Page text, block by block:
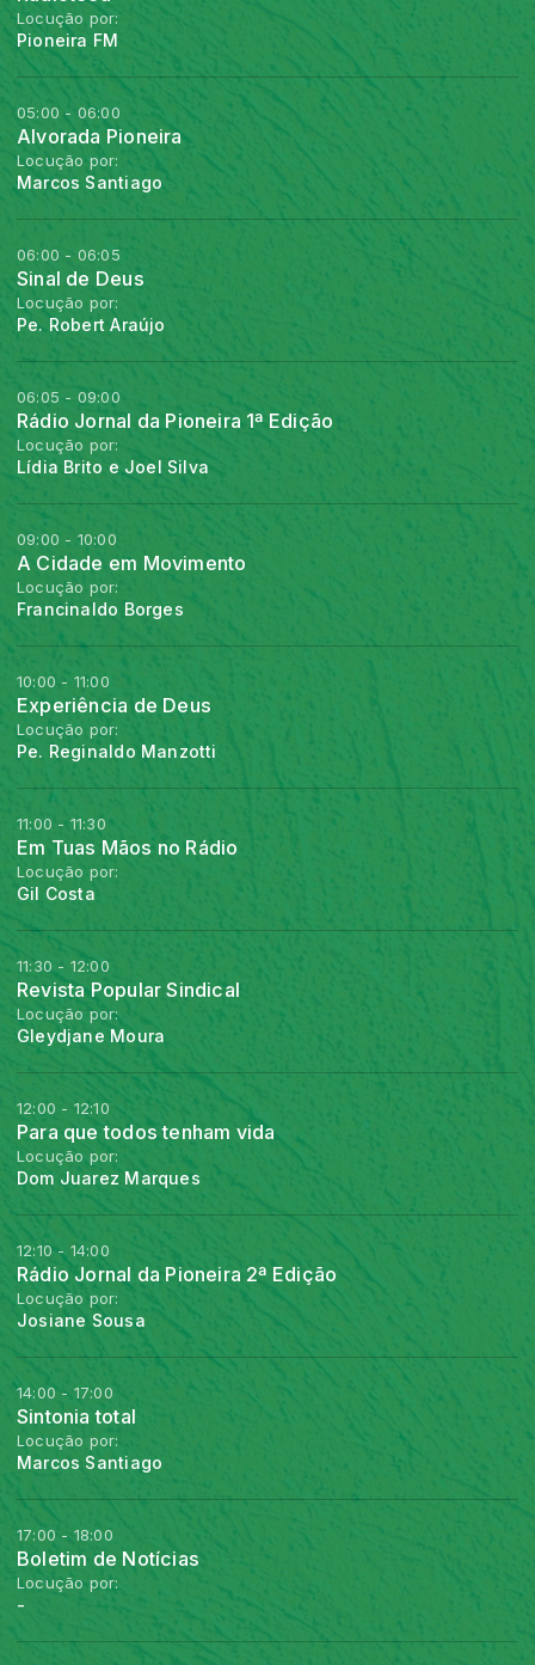
Locução por:
Pioneira FM
05:00 - 06:00
Alvorada Pioneira
Locução por:
Marcos Santiago
06:00 - 06:05
Sinal de Deus
Locução por:
Pe. Robert Araújo
06:05 - 09:00
Rádio Jornal da Pioneira 1ª Edição
Locução por:
Lídia Brito e Joel Silva
09:00 - 10:00
A Cidade em Movimento
Locução por:
Francinaldo Borges
10:00 - 11:00
Experiência de Deus
Locução por:
Pe. Reginaldo Manzotti
11:00 - 11:30
Em Tuas Mãos no Rádio
Locução por:
Gil Costa
11:30 - 12:00
Revista Popular Sindical
Locução por:
Gleydjane Moura
12:00 - 12:10
Para que todos tenham vida
Locução por:
Dom Juarez Marques
12:10 - 14:00
Rádio Jornal da Pioneira 2ª Edição
Locução por:
Josiane Sousa
14:00 - 17:00
Sintonia total
Locução por:
Marcos Santiago
17:00 - 18:00
Boletim de Notícias
Locução por:
-